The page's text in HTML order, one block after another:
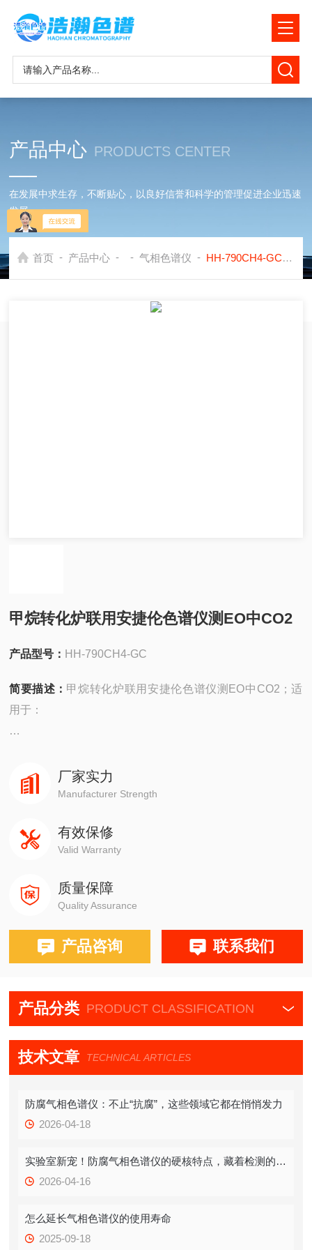
产品中心 PRODUCTS CENTER
在发展中求生存，不断贴心，以良好信誉和科学的管理促进企业迅速
发展
首页 - 产品中心 - - 气相色谱仪 - HH-790CH4-GC甲烷转化炉联用安捷伦色谱仪测EO中CO2
甲烷转化炉联用安捷伦色谱仪测EO中CO2
产品型号： HH-790CH4-GC
简要描述： 甲烷转化炉联用安捷伦色谱仪测EO中CO2；适
用于：
4890,5890,6890,7820,7890,8860,8890
赛默飞1310,1300,1610,1600
瓦里安3800系列
布鲁克PE580,590,680,690
厂家实力
Manufacturer Strength
有效保修
Valid Warranty
质量保障
Quality Assurance
产品咨询 联系我们
产品分类 PRODUCT CLASSIFICATION
技术文章 TECHNICAL ARTICLES
防腐气相色谱仪：不止“抗腐”，这些领域它都在悄悄发力
2026-04-18
实验室新宠！防腐气相色谱仪的硬核特点，藏着检测的“稳定密码”
2026-04-16
怎么延长气相色谱仪的使用寿命
2025-09-18